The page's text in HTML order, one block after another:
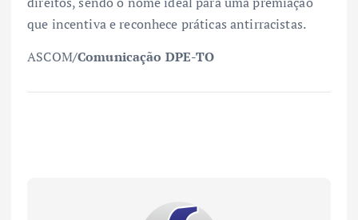
que incentiva e reconhece práticas antirracistas.
ASCOM/Comunicação DPE-TO